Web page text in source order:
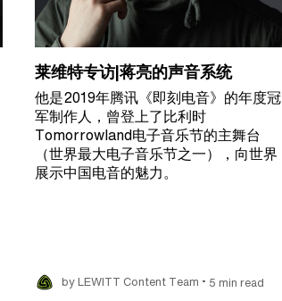
莱维特专访|蒋亮的声音系统
他是2019年腾讯《即刻电音》的年度冠
军制作人，曾登上了比利时
Tomorrowland电子音乐节的主舞台
（世界最大电子音乐节之一），向世界
展示中国电音的魅力。
by LEWITT Content Team • 5 min read